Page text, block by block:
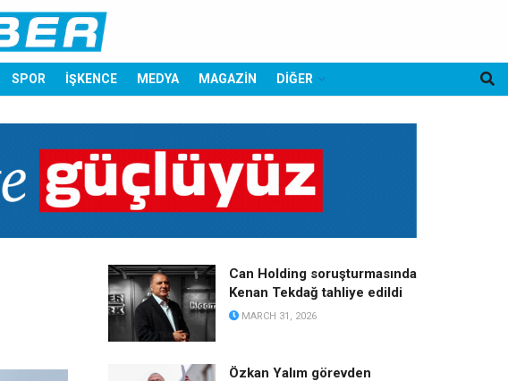
SPOR İŞKENCE MEDYA MAGAZİN DİĞER
Can Holding soruşturmasında
Kenan Tekdağ tahliye edildi
MARCH 31, 2026
Özkan Yalım görevden